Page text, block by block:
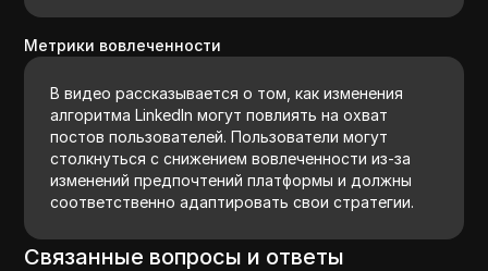
Метрики вовлеченности
В видео рассказывается о том, как изменения
алгоритма LinkedIn могут повлиять на охват
постов пользователей. Пользователи могут
столкнуться с снижением вовлеченности из-за
изменений предпочтений платформы и должны
соответственно адаптировать свои стратегии.
Связанные вопросы и ответы